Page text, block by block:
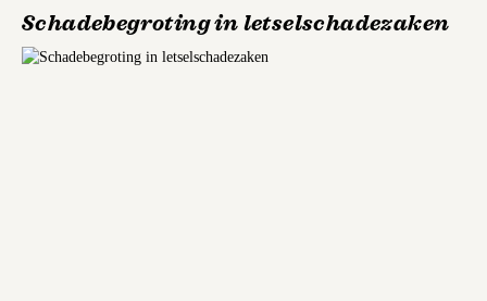
Schadebegroting in letselschadezaken